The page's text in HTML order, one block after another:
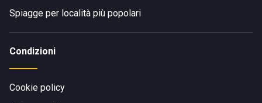
Spiagge per località più popolari
Condizioni
Cookie policy